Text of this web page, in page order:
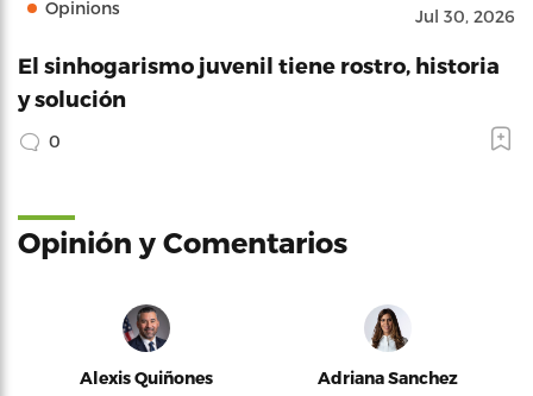
Opinions Jul 30, 2026
El sinhogarismo juvenil tiene rostro, historia
y solución
0
Opinión y Comentarios
Alexis Quiñones Adriana Sanchez